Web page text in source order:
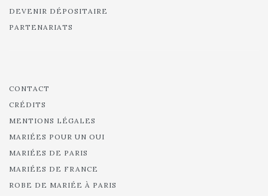
DEVENIR DÉPOSITAIRE
PARTENARIATS
CONTACT
CRÉDITS
MENTIONS LÉGALES
MARIÉES POUR UN OUI
MARIÉES DE PARIS
MARIÉES DE FRANCE
ROBE DE MARIÉE À PARIS